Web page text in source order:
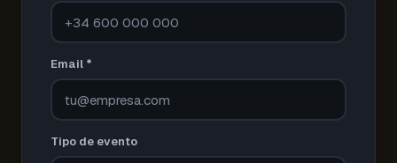
Email *
Tipo de evento